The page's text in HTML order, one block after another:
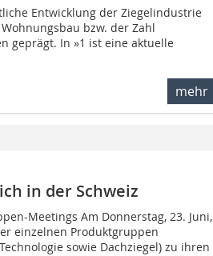
Entwicklung der Ziegelindustrie
bzw. der Zahl
geprägt. In »1 ist eine aktuelle
mehr
in der Schweiz
Meetings Am Donnerstag, 23. Juni,
einzelnen Produktgruppen
sowie Dachziegel) zu ihren